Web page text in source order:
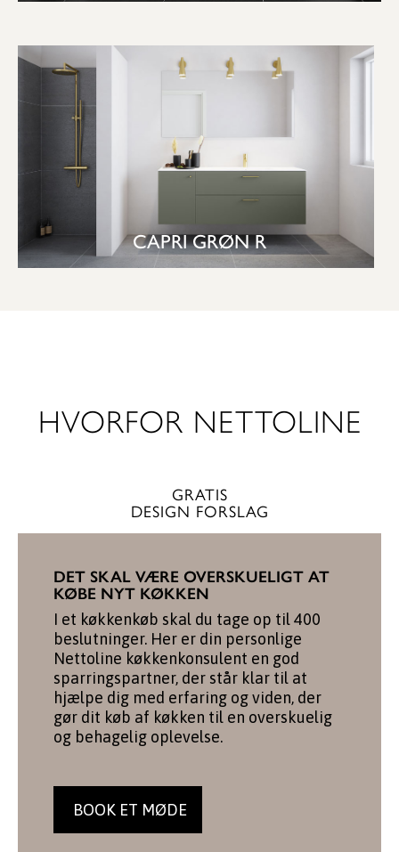
CAPRI GRØN R
HVORFOR NETTOLINE
GRATIS
DESIGN FORSLAG
DET SKAL VÆRE OVERSKUELIGT AT
KØBE NYT KØKKEN
I et køkkenkøb skal du tage op til 400
beslutninger. Her er din personlige
Nettoline køkkenkonsulent en god
sparringspartner, der står klar til at
hjælpe dig med erfaring og viden, der
gør dit køb af køkken til en overskuelig
og behagelig oplevelse.
BOOK ET MØDE